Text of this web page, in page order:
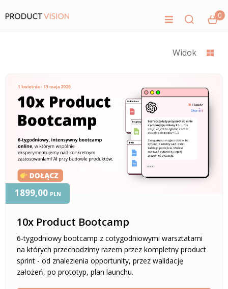
0
Widok
10x Product Bootcamp
6-tygodniowy bootcamp z cotygodniowymi warsztatami
na których przechodzimy razem przez kompletny product
sprint - od znalezienia opportunity, przez walidację
założeń, po prototyp, plan launchu.
1899,00 PLN